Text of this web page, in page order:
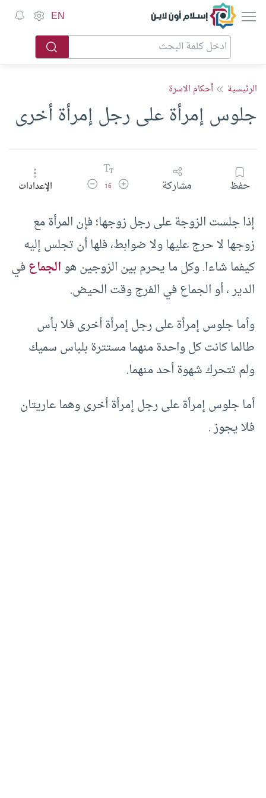
إسلام أون لاين EN
الرئيسية أحكام الاسرة
جلوس إمرأة على رجل إمرأة أخرى
حفظ مشاركة زيادة حجم الخط
16 تقليل حجم الخطالإعدادات
إذا جلست الزوجة على رجل زوجها؛ فإن المرأة مع
زوجها لا حرج عليها ولا ضوابط، فلها أن تجلس إليه
كيفما شاءا. وكل ما يحرم بين الزوجين هوالجماعفي
الدير ، أو الجماع في الفرج وقت الحيض.
وأما جلوس إمرأة على رجل إمرأة أخرى فلا بأس
طالما كانت كل واحدة منهما مستترة بلباس سميك
ولم تتحرك شهوة أحد منهما.
أما جلوس إمرأة على رجل إمرأة أخرى وهما عاريتان
فلا يجوز .